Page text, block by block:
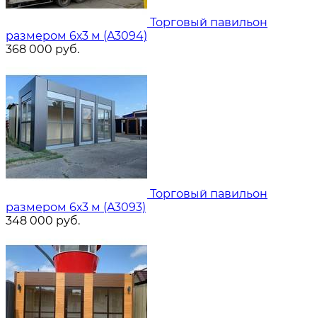
Торговый павильон
размером 6х3 м (A3094)
368 000 руб.
Торговый павильон
размером 6х3 м (A3093)
348 000 руб.